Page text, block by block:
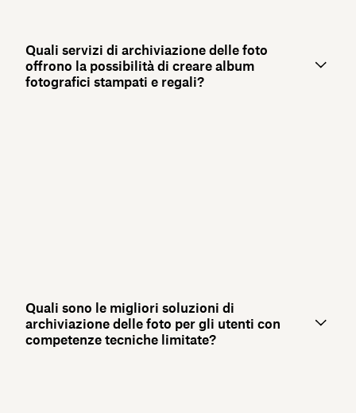
Quali servizi di archiviazione delle foto
offrono la possibilità di creare album
fotografici stampati e regali?
Quali sono le migliori soluzioni di
archiviazione delle foto per gli utenti con
competenze tecniche limitate?